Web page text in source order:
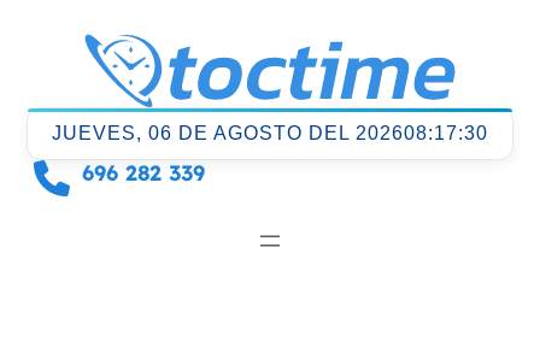
contenido
JUEVES, 06 DE AGOSTO DEL 202608:17:31
696 282 339